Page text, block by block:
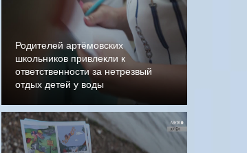
Родителей артёмовских
школьников привлекли к
ответственности за нетрезвый
отдых детей у воды